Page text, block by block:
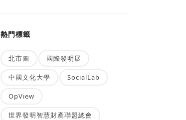
熱門標籤
北市圖 國際發明展
中國文化大學 SocialLab
OpView
世界發明智慧財產聯盟總會